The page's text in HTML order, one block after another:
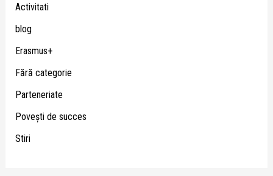
Activitati
blog
Erasmus+
Fără categorie
Parteneriate
Poveşti de succes
Stiri